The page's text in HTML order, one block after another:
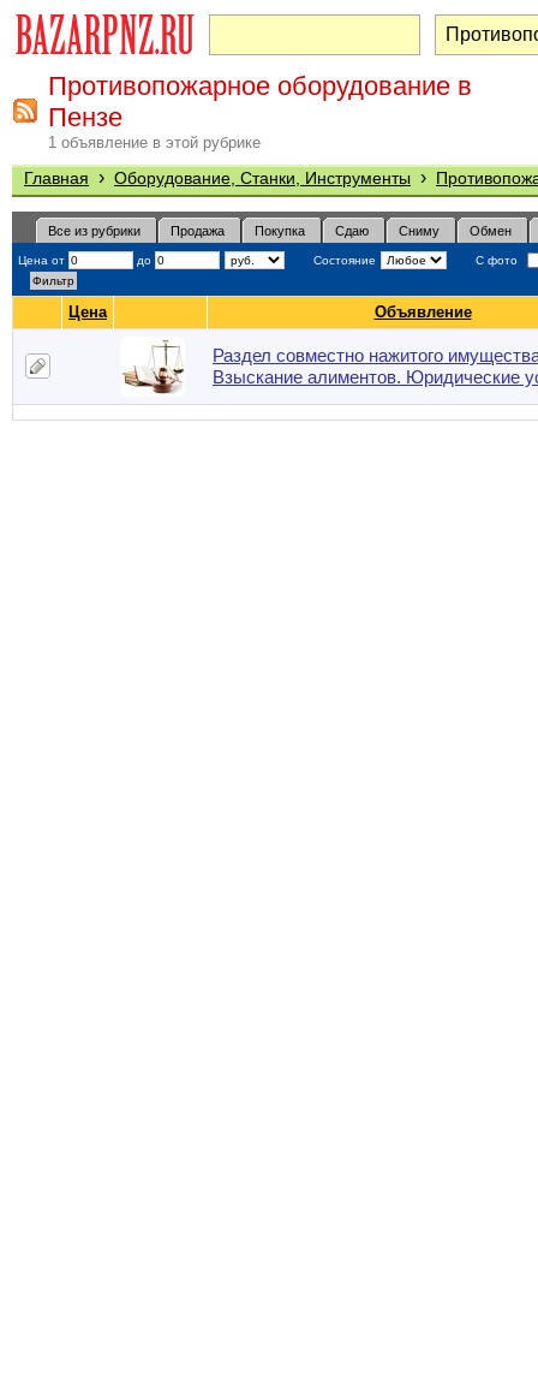
Противопожарное оборудование в
Пензе
1 объявление в этой рубрике
Главная › Оборудование, Станки, Инструменты ›
Все из рубрики Продажа Покупка Сдаю Сниму Обмен
Цена от до Состояние С фото
Цена Объявление
Раздел совместно нажитого
Взыскание алиментов. Юридические